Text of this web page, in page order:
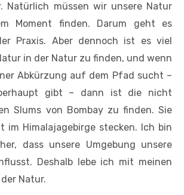
Natürlich müssen wir unsere Natur
Moment finden. Darum geht es
Praxis. Aber dennoch ist es viel
in der Natur zu finden, und wenn
Abkürzung auf dem Pfad sucht –
gibt – dann ist die nicht
Slums von Bombay zu finden. Sie
im Himalajagebirge stecken. Ich bin
dass unsere Umgebung unsere
Deshalb lebe ich mit meinen
Natur.